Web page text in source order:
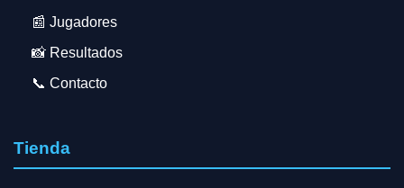
📰 Jugadores
📸 Resultados
📞 Contacto
Tienda